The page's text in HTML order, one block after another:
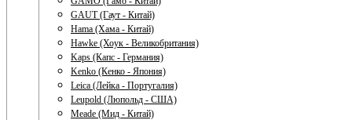
GAUT (Гаут - Китай)
Hama (Хама - Китай)
Hawke (Хоук - Великобритания)
Kaps (Капс - Германия)
Kenko (Кенко - Япония)
Leica (Лейка - Португалия)
Leupold (Люпольд - США)
Meade (Мид - Китай)